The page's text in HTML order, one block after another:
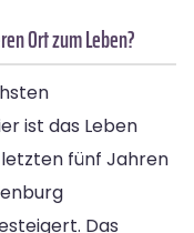
Ort zum Leben?
ist das Leben
fünf Jahren
Das